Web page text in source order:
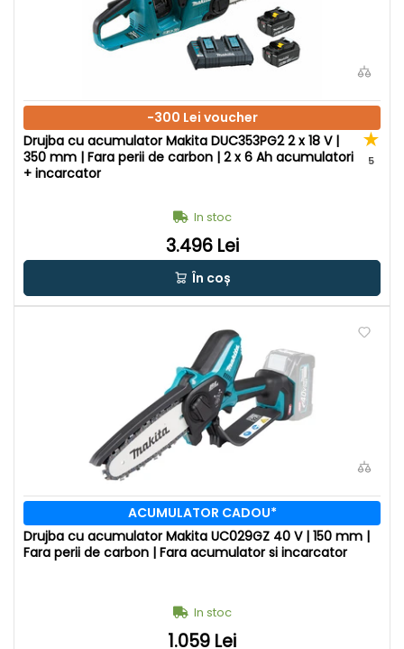
-300 Lei voucher
Drujba cu acumulator Makita DUC353PG2 2 x 18 V |
350 mm | Fara perii de carbon | 2 x 6 Ah acumulatori
+ incarcator
5
In stoc
3.496 Lei
În coș
ACUMULATOR CADOU*
Drujba cu acumulator Makita UC029GZ 40 V | 150 mm |
Fara perii de carbon | Fara acumulator si incarcator
In stoc
1.059 Lei